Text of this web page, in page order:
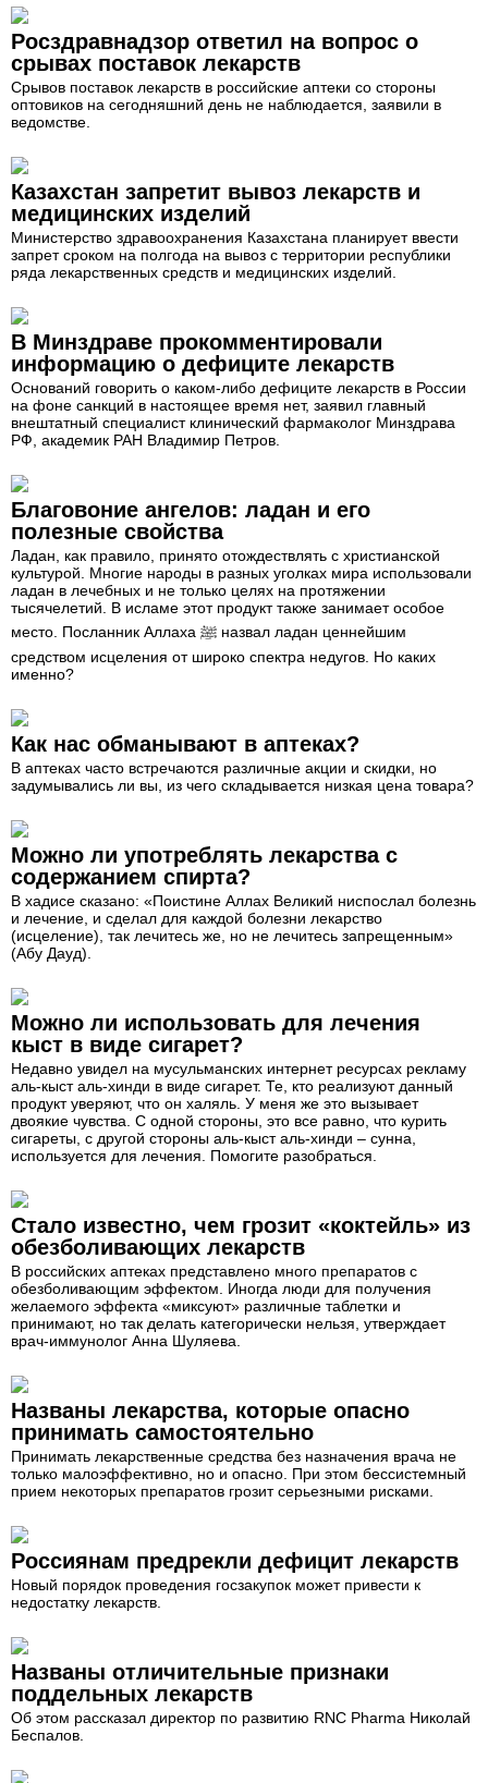
Росздравнадзор ответил на вопрос о
срывах поставок лекарств
Срывов поставок лекарств в российские аптеки со стороны
оптовиков на сегодняшний день не наблюдается, заявили в
ведомстве.
Казахстан запретит вывоз лекарств и
медицинских изделий
Министерство здравоохранения Казахстана планирует ввести
запрет сроком на полгода на вывоз с территории республики
ряда лекарственных средств и медицинских изделий.
В Минздраве прокомментировали
информацию о дефиците лекарств
Оснований говорить о каком-либо дефиците лекарств в России
на фоне санкций в настоящее время нет, заявил главный
внештатный специалист клинический фармаколог Минздрава
РФ, академик РАН Владимир Петров.
Благовоние ангелов: ладан и его
полезные свойства
Ладан, как правило, принято отождествлять с христианской
культурой. Многие народы в разных уголках мира использовали
ладан в лечебных и не только целях на протяжении
тысячелетий. В исламе этот продукт также занимает особое
место. Посланник Аллаха ﷺ назвал ладан ценнейшим
средством исцеления от широко спектра недугов. Но каких
именно?
Как нас обманывают в аптеках?
В аптеках часто встречаются различные акции и скидки, но
задумывались ли вы, из чего складывается низкая цена товара?
Можно ли употреблять лекарства с
содержанием спирта?
В хадисе сказано: «Поистине Аллах Великий ниспослал болезнь
и лечение, и сделал для каждой болезни лекарство
(исцеление), так лечитесь же, но не лечитесь запрещенным»
(Абу Дауд).
Можно ли использовать для лечения
кыст в виде сигарет?
Недавно увидел на мусульманских интернет ресурсах рекламу
аль-кыст аль-хинди в виде сигарет. Те, кто реализуют данный
продукт уверяют, что он халяль. У меня же это вызывает
двоякие чувства. С одной стороны, это все равно, что курить
сигареты, с другой стороны аль-кыст аль-хинди – сунна,
используется для лечения. Помогите разобраться.
Стало известно, чем грозит «коктейль» из
обезболивающих лекарств
В российских аптеках представлено много препаратов с
обезболивающим эффектом. Иногда люди для получения
желаемого эффекта «миксуют» различные таблетки и
принимают, но так делать категорически нельзя, утверждает
врач-иммунолог Анна Шуляева.
Названы лекарства, которые опасно
принимать самостоятельно
Принимать лекарственные средства без назначения врача не
только малоэффективно, но и опасно. При этом бессистемный
прием некоторых препаратов грозит серьезными рисками.
Россиянам предрекли дефицит лекарств
Новый порядок проведения госзакупок может привести к
недостатку лекарств.
Названы отличительные признаки
поддельных лекарств
Об этом рассказал директор по развитию RNC Pharma Николай
Беспалов.